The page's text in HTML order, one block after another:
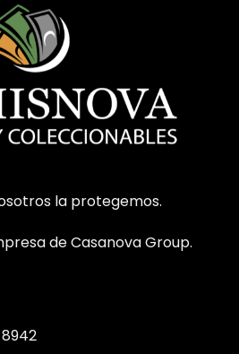
la protegemos.
de Casanova Group.